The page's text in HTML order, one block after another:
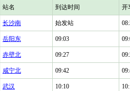
站名 到达时间 开
长沙南 始发站
岳阳东 09:03
赤壁北 09:27
咸宁北 09:42
武汉 10:10